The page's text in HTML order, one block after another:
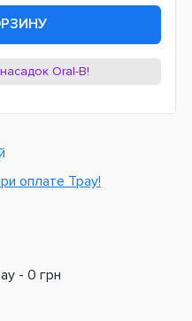
Oral-B!
оплате Tpay!
- 0 грн